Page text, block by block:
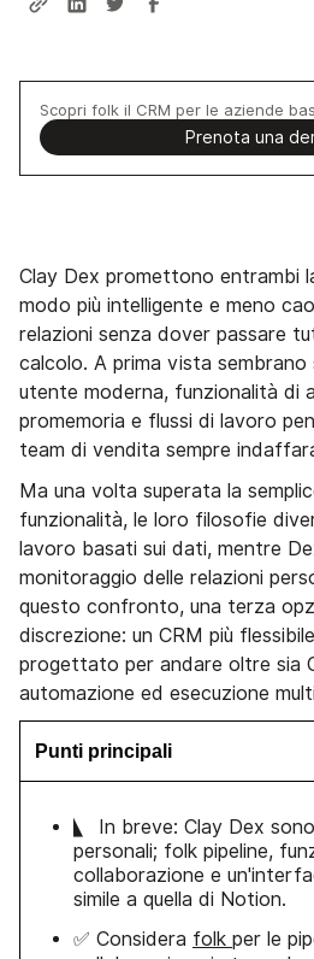
Scopri folk il CRM per le aziende
Prenota una
Clay Dex promettono entrambi
modo più intelligente e meno
relazioni senza dover passare
calcolo. A prima vista sembrano
utente moderna, funzionalità di
promemoria e flussi di lavoro
team di vendita sempre
Ma una volta superata la
funzionalità, le loro filosofie
lavoro basati sui dati, mentre
monitoraggio delle relazioni
questo confronto, una terza
discrezione: un CRM più
progettato per andare oltre sia
automazione ed esecuzione
Punti principali
🭀 In breve: Clay Dex
personali; folk pipeline,
collaborazione e
simile a quella di Notion.
✅ Considera folk per le